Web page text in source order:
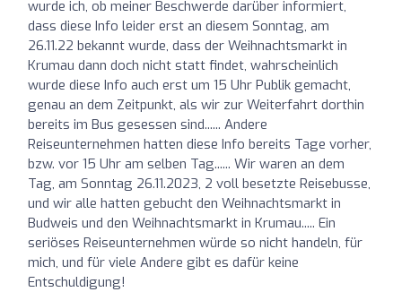
wurde ich, ob meiner Beschwerde darüber informiert,
dass diese Info leider erst an diesem Sonntag, am
26.11.22 bekannt wurde, dass der Weihnachtsmarkt in
Krumau dann doch nicht statt findet, wahrscheinlich
wurde diese Info auch erst um 15 Uhr Publik gemacht,
genau an dem Zeitpunkt, als wir zur Weiterfahrt dorthin
bereits im Bus gesessen sind...... Andere
Reiseunternehmen hatten diese Info bereits Tage vorher,
bzw. vor 15 Uhr am selben Tag...... Wir waren an dem
Tag, am Sonntag 26.11.2023, 2 voll besetzte Reisebusse,
und wir alle hatten gebucht den Weihnachtsmarkt in
Budweis und den Weihnachtsmarkt in Krumau..... Ein
seriöses Reiseunternehmen würde so nicht handeln, für
mich, und für viele Andere gibt es dafür keine
Entschuldigung!